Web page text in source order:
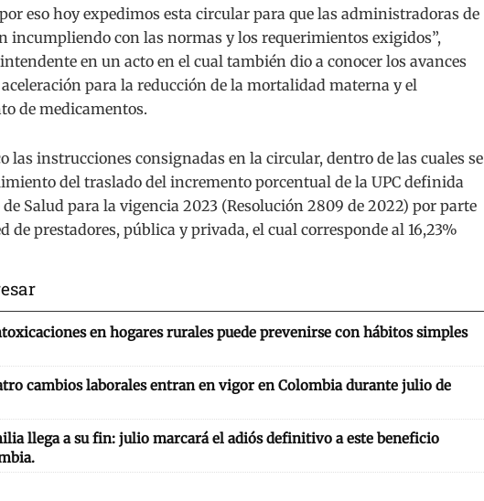
eso hoy expedimos esta circular para que las administradoras de
incumpliendo con las normas y los requerimientos exigidos”,
en un acto en el cual también dio a conocer los avances
para la reducción de la mortalidad materna y el
de medicamentos.
las instrucciones consignadas en la circular, dentro de las cuales se
del traslado del incremento porcentual de la UPC definida
Salud para la vigencia 2023 (Resolución 2809 de 2022) por parte
de prestadores, pública y privada, el cual corresponde al 16,23%
en hogares rurales puede prevenirse con hábitos simples
cambios laborales entran en vigor en Colombia durante julio de
llega a su fin: julio marcará el adiós definitivo a este beneficio